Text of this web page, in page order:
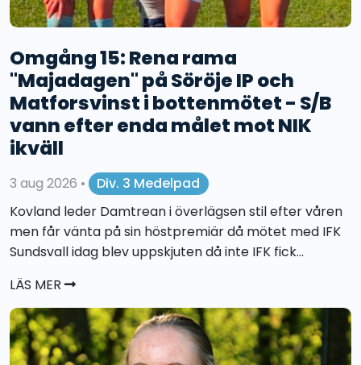
Omgång 15: Rena rama
"Majadagen" på Söröje IP och
Matforsvinst i bottenmötet - S/B
vann efter enda målet mot NIK
ikväll
3 aug 2026 •
Div. 3 Medelpad
Kovland leder Damtrean i överlägsen stil efter våren
men får vänta på sin höstpremiär då mötet med IFK
Sundsvall idag blev uppskjuten då inte IFK fick...
LÄS MER